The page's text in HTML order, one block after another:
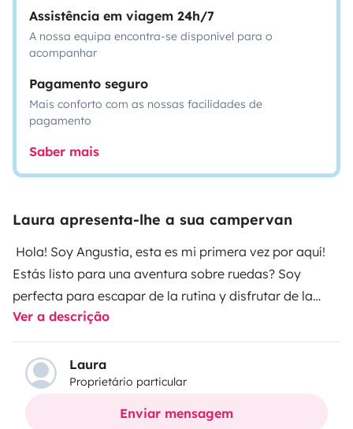
Assistência em viagem 24h/7
A nossa equipa encontra-se disponível para o
acompanhar
Pagamento seguro
Mais conforto com as nossas facilidades de
pagamento
Saber mais
Laura apresenta-lhe a sua campervan
Hola! Soy Angustia, esta es mi primera vez por aquí!
Estás listo para una aventura sobre ruedas? Soy
perfecta para escapar de la rutina y disfrutar de la
libertad de viajar a tu ritmo. Conmigo, no solo te vas a
mover, ¡te vas a sentir como en casa donde quieras
que vayas!
Comodidad sobre ruedas: Tengo todo lo que necesitas
para estar a gusto. Con una cama cómoda, cocina
Ver a descrição
Laura
Proprietário particular
Enviar mensagem